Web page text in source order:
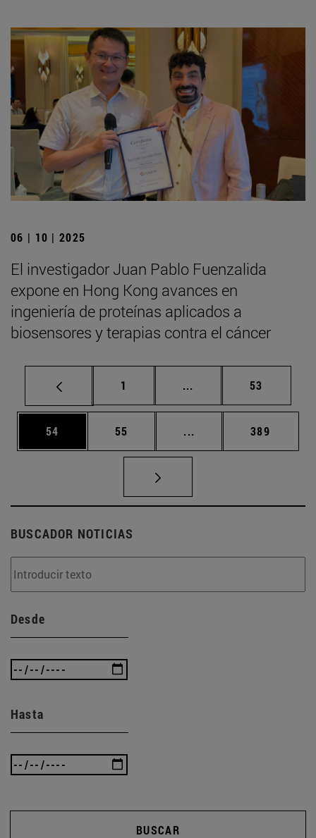
06 | 10 | 2025
El investigador Juan Pablo Fuenzalida
expone en Hong Kong avances en
ingeniería de proteínas aplicados a
biosensores y terapias contra el cáncer
Página
1 ... Páginas intermedias
Página
53
Página
54 Página
55 ... Páginas intermedias
Página
389
BUSCADOR NOTICIAS
Desde
Hasta
BUSCAR